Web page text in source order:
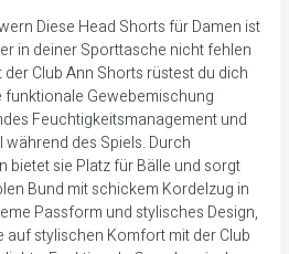
Diese Head Shorts für Damen ist
in deiner Sporttasche nicht fehlen
Club Ann Shorts rüstest du dich
funktionale Gewebemischung
Feuchtigkeitsmanagement und
des Spiels. Durch
bietet sie Platz für Bälle und sorgt
Bund mit schickem Kordelzug in
Passform und stylisches Design,
auf stylischen Komfort mit der Club